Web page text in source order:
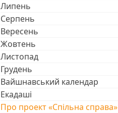
Липень
Серпень
Вересень
Жовтень
Листопад
Грудень
Вайшнавський календар
Екадаші
Про проект «Спільна справа»